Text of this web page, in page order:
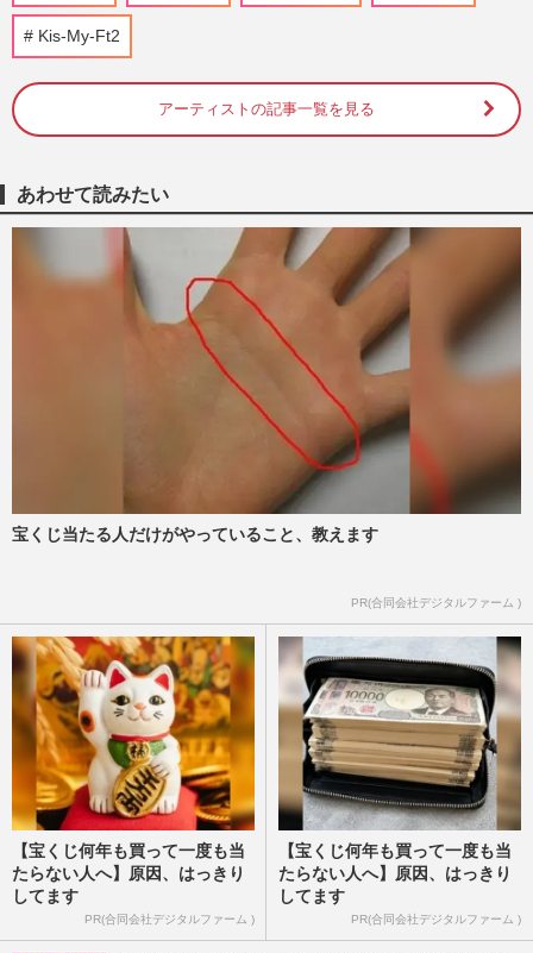
なヒロインから“イケメン”に激変、ファン
を射抜く「クールな視線」…
週刊女性PRIME 2025/10/10
深田恭子、5年ぶり写真集発売でブラトッ
プ姿を披露も「目に力ない」 体調不良を
乗り越えたはずが消えない懸…
週刊女性PRIME
佐藤健、ファッション誌『NYLON
JAPAN』で“ビジュアル系”に激変してフ
ァン騒然 “正統派イケメン”卒業…
Travis Japan松田元太、雑誌『anan』の表
紙で筋肉美を披露も止まらぬツッコミ「シ
チュエーションが謎すぎ」
Kis-My-Ft2
アーティストの記事一覧を見る
あわせて読みたい
宝くじ当たる人だけがやっていること、教えます
PR(合同会社デジタルファーム )
【宝くじ何年も買って一度も当
たらない人へ】原因、はっきり
してます
PR(合同会社デジタルファーム )
【宝くじ何年も買って一度も当
たらない人へ】原因、はっきり
してます
PR(合同会社デジタルファーム )